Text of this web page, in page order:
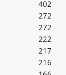
402
272
272
222
217
216